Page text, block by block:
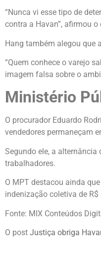
“Nunca vi esse tipo de
contra a Havan”, afirmou o
Hang também alegou que
“Quem conhece o varejo
imagem falsa sobre o
Ministério
O procurador Eduardo
vendedores permaneçam
Segundo ele, a
trabalhadores.
O MPT destacou ainda
indenização coletiva de R$
Fonte: MIX Conteúdos
O post Justiça obriga